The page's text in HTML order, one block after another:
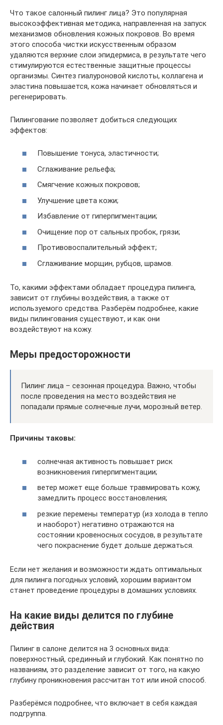
Что такое салонный пилинг лица? Это популярная
высокоэффективная методика, направленная на запуск
механизмов обновления кожных покровов. Во время
этого способа чистки искусственным образом
удаляются верхние слои эпидермиса, в результате чего
стимулируются естественные защитные процессы
организмы. Синтез гиалуроновой кислоты, коллагена и
эластина повышается, кожа начинает обновляться и
регенерировать.
Пилингование позволяет добиться следующих
эффектов:
Повышение тонуса, эластичности;
Сглаживание рельефа;
Смягчение кожных покровов;
Улучшение цвета кожи;
Избавление от гиперпигментации;
Очищение пор от сальных пробок, грязи;
Противовоспалительный эффект;
Сглаживание морщин, рубцов, шрамов.
То, какими эффектами обладает процедура пилинга,
зависит от глубины воздействия, а также от
используемого средства. Разберём подробнее, какие
виды пилингования существуют, и как они
воздействуют на кожу.
Меры предосторожности
Пилинг лица – сезонная процедура. Важно, чтобы
после проведения на место воздействия не
попадали прямые солнечные лучи, морозный ветер.
Причины таковы:
солнечная активность повышает риск
возникновения гиперпигментации;
ветер может еще больше травмировать кожу,
замедлить процесс восстановления;
резкие перемены температур (из холода в тепло
и наоборот) негативно отражаются на
состоянии кровеносных сосудов, в результате
чего покраснение будет дольше держаться.
Если нет желания и возможности ждать оптимальных
для пилинга погодных условий, хорошим вариантом
станет проведение процедуры в домашних условиях.
На какие виды делится по глубине
действия
Пилинг в салоне делится на 3 основных вида:
поверхностный, срединный и глубокий. Как понятно по
названиям, это разделение зависит от того, на какую
глубину проникновения рассчитан тот или иной способ.
Разберёмся подробнее, что включает в себя каждая
подгруппа.